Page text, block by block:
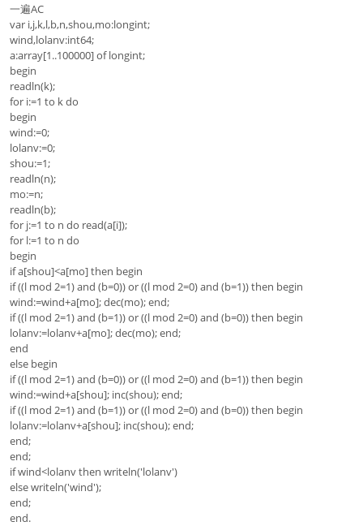
一遍AC
var i,j,k,l,b,n,shou,mo:longint;
wind,lolanv:int64;
a:array[1..100000] of longint;
begin
readln(k);
for i:=1 to k do
begin
wind:=0;
lolanv:=0;
shou:=1;
readln(n);
mo:=n;
readln(b);
for j:=1 to n do read(a[i]);
for l:=1 to n do
begin
if a[shou]<a[mo] then begin
if ((l mod 2=1) and (b=0)) or ((l mod 2=0) and (b=1)) then begin
wind:=wind+a[mo]; dec(mo); end;
if ((l mod 2=1) and (b=1)) or ((l mod 2=0) and (b=0)) then begin
lolanv:=lolanv+a[mo]; dec(mo); end;
end
else begin
if ((l mod 2=1) and (b=0)) or ((l mod 2=0) and (b=1)) then begin
wind:=wind+a[shou]; inc(shou); end;
if ((l mod 2=1) and (b=1)) or ((l mod 2=0) and (b=0)) then begin
lolanv:=lolanv+a[shou]; inc(shou); end;
end;
end;
if wind<lolanv then writeln('lolanv')
else writeln('wind');
end;
end.